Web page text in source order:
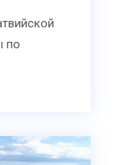
по